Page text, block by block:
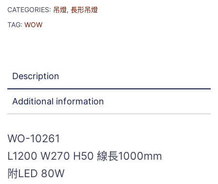
CATEGORIES: 吊燈, 長形吊燈
TAG: WOW
Description
Additional information
WO-10261
L1200 W270 H50 線長1000mm
附LED 80W